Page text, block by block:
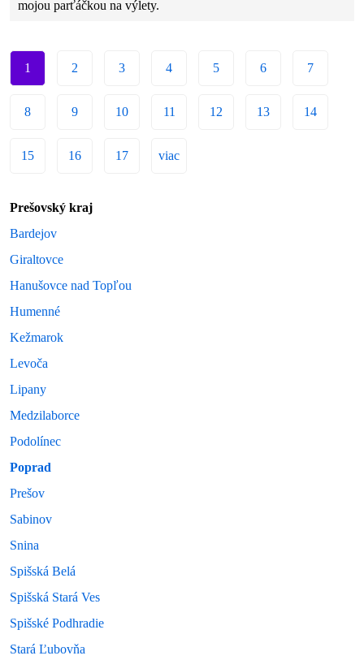
mojou parťáčkou na výlety.
1 2 3 4 5 6 7
8 9 10 11 12 13 14
15 16 17 viac
Prešovský kraj
Bardejov
Giraltovce
Hanušovce nad Topľou
Humenné
Kežmarok
Levoča
Lipany
Medzilaborce
Podolínec
Poprad
Prešov
Sabinov
Snina
Spišská Belá
Spišská Stará Ves
Spišské Podhradie
Stará Ľubovňa